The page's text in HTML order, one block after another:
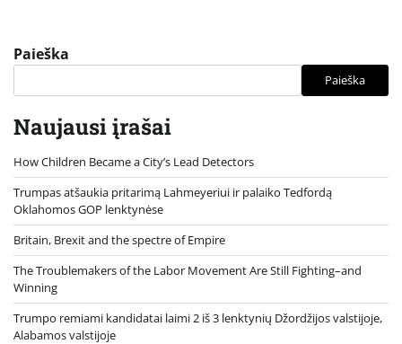
Paieška
Paieška
Naujausi įrašai
How Children Became a City’s Lead Detectors
Trumpas atšaukia pritarimą Lahmeyeriui ir palaiko Tedfordą
Oklahomos GOP lenktynėse
Britain, Brexit and the spectre of Empire
The Troublemakers of the Labor Movement Are Still Fighting–and
Winning
Trumpo remiami kandidatai laimi 2 iš 3 lenktynių Džordžijos valstijoje,
Alabamos valstijoje